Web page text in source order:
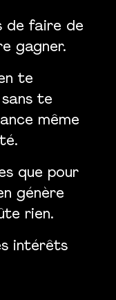
de faire de
gagner.
te
te
même
que pour
génère
rien.
intérêts